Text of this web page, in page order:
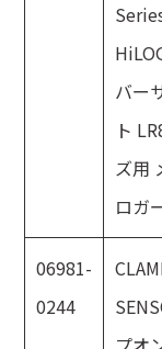
バー
ト
ズ用
ロガ
06981-
0244